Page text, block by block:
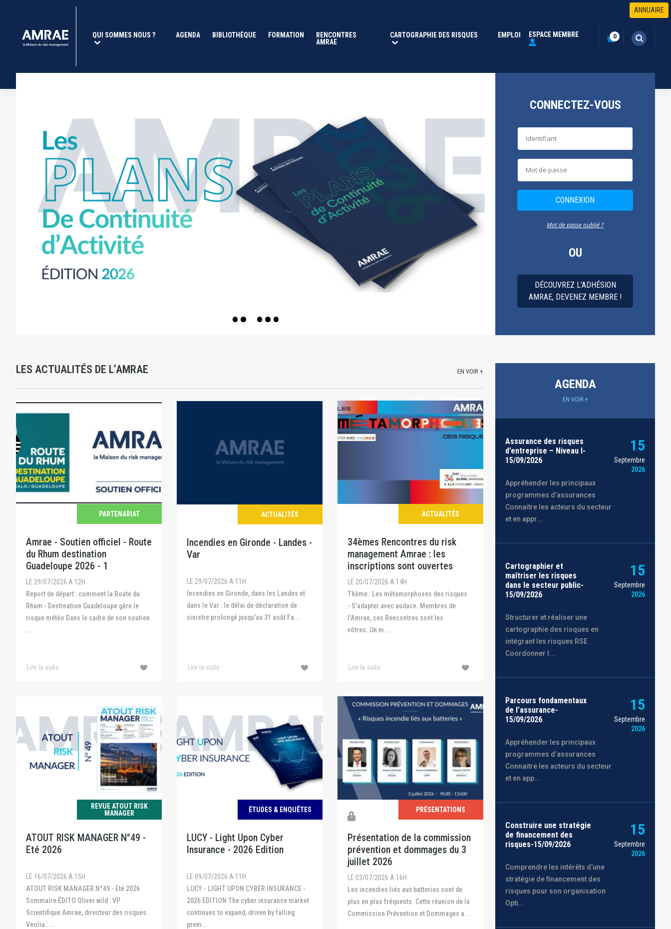
contenu
principal
Navigation
QUI SOMMES NOUS ? (CURRENT)AGENDA BIBLIOTHÈQUE FORMATION
RENCONTRES
AMRAE
CARTOGRAPHIE DES RISQUES (CURRENT)
EMPLOI ESPACE MEMBRE 0
ANNUAIRE
CONNECTEZ-VOUS
CONNEXION
Mot de passe oublié ?
OU
DÉCOUVREZ L’ADHÉSION
AMRAE, DEVENEZ MEMBRE !
LES ACTUALITÉS DE L’AMRAE EN VOIR +
PARTENARIAT
Amrae - Soutien officiel - Route
du Rhum destination
Guadeloupe 2026 - 1
LE 29/07/2026 A 12H
Report de départ : comment la Route du
Rhum - Destination Guadeloupe gère le
risque météo Dans le cadre de son soutien
...
Lire la suite
ACTUALITÉS
Incendies en Gironde - Landes -
Var
LE 29/07/2026 A 11H
dans le Var : le délai de déclaration de
sinistre prolongé jusqu'au 31 août Fa...
Lire la suite
ACTUALITÉS
34èmes Rencontres du risk
management Amrae : les
inscriptions sont ouvertes
LE 20/07/2026 A 14H
Thème : Les métamorphoses des risques
- S'adapter avec audace. Membres de
l'Amrae, ces Rencontres sont les
vôtres. Un m...
Lire la suite
REVUE ATOUT RISK
MANAGER
ATOUT RISK MANAGER N°49 -
Eté 2026
LE 16/07/2026 A 15H
ATOUT RISK MANAGER N°49 - Eté 2026
Sommaire ÉDITO Oliver wild : VP
Scientifique Amrae, directeur des risques
Veolia : ...
ÉTUDES & ENQUÊTES
LUCY - Light Upon Cyber
Insurance - 2026 Edition
LE 09/07/2026 A 11H
LUCY - LIGHT UPON CYBER INSURANCE -
2026 EDITION The cyber insurance market
continues to expand, driven by falling
prem...
PRÉSENTATIONS
Présentation de la commission
prévention et dommages du 3
juillet 2026
LE 03/07/2026 A 16H
Les incendies liés aux batteries sont de
plus en plus fréquents. Cette réunion de la
Commission Prévention et Dommages a...
AGENDA
EN VOIR +
Assurance des risques
d’entreprise – Niveau I-
15/09/2026
Appréhender les principaux
programmes d’assurances
Connaitre les acteurs du secteur
et en appr...
15
Septembre
2026
Cartographier et
maîtriser les risques
dans le secteur public-
15/09/2026
Structurer et réaliser une
cartographie des risques en
intégrant les risques RSE
Coordonner l...
15
Septembre
2026
Parcours fondamentaux
de l’assurance-
15/09/2026
Appréhender les principaux
programmes d’assurances
Connaitre les acteurs du secteur
et en app...
15
Septembre
2026
Construire une stratégie
de financement des
risques-15/09/2026
Comprendre les intérêts d’une
stratégie de financement des
risques pour son organisation
Opti...
15
Septembre
2026